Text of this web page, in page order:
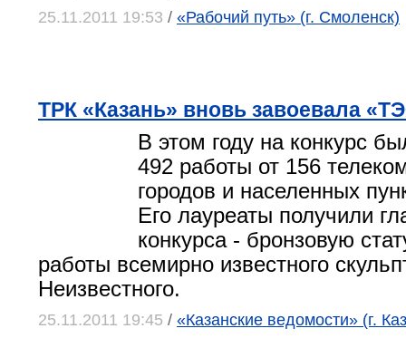
25.11.2011 19:53 / «Рабочий путь» (г. Смоленск)
ТРК «Казань» вновь завоевала
В этом году на конкурс
492 работы от 156
городов и населенных
Его лауреаты получили
конкурса - бронзовую
работы всемирно известного
Неизвестного.
25.11.2011 19:45 / «Казанские ведомости» (г.